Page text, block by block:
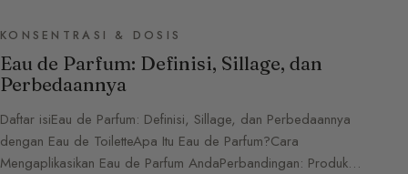
KONSENTRASI & DOSIS
Eau de Parfum: Definisi, Sillage, dan
Perbedaannya
Daftar isiEau de Parfum: Definisi, Sillage, dan Perbedaannya
dengan Eau de ToiletteApa Itu Eau de Parfum?Cara
Mengaplikasikan Eau de Parfum AndaPerbandingan: Produk…